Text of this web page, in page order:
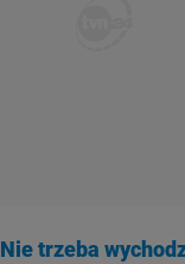
Nie trzeba